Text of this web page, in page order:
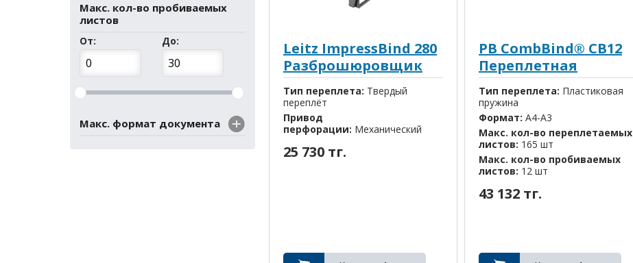
Макс. кол-во пробиваемых
листов
От: До:
Макс. формат документа
Leitz ImpressBind 280
Разброшюровщик
Тип переплета: Твердый
переплёт
Привод
перфорации: Механический
25 730 тг.
PB CombBind® CB12
Переплетная
машина
Тип переплета: Пластиковая
пружина
Формат: A4-A3
Макс. кол-во переплетаемых
листов: 165 шт
Макс. кол-во пробиваемых
листов: 12 шт
43 132 тг.